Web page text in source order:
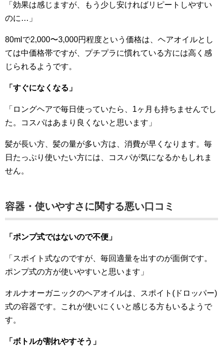
「効果は感じますが、もう少し安ければリピートしやすい
のに…」
80mlで2,000〜3,000円程度という価格は、ヘアオイルとし
ては中価格帯ですが、プチプラに慣れている方には高く感
じられるようです。
「すぐになくなる」
「ロングヘアで毎日使っていたら、1ヶ月も持ちませんでし
た。コスパはあまり良くないと思います」
髪が長い方、髪の量が多い方は、消費が早くなります。毎
日たっぷり使いたい方には、コスパが気になるかもしれま
せん。
容器・使いやすさに関する悪い口コミ
「ポンプ式ではないので不便」
「スポイト式なのですが、毎回適量を出すのが面倒です。
ポンプ式の方が使いやすいと思います」
オルナオーガニックのヘアオイルは、スポイト(ドロッパー)
式の容器です。これが使いにくいと感じる方もいるようで
す。
「ボトルが割れやすそう」